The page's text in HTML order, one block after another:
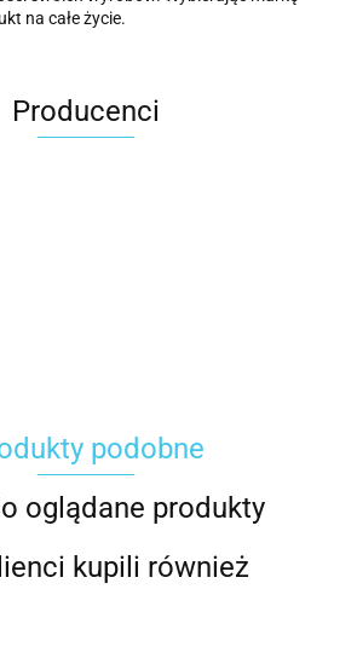
na całe życie.
Producenci
Gerberpodobne
oglądane produkty
kupili również